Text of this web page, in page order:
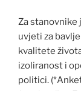
Za stanovnike
uvjeti za
kvalitete
izoliranost i
politici.